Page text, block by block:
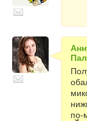
по-